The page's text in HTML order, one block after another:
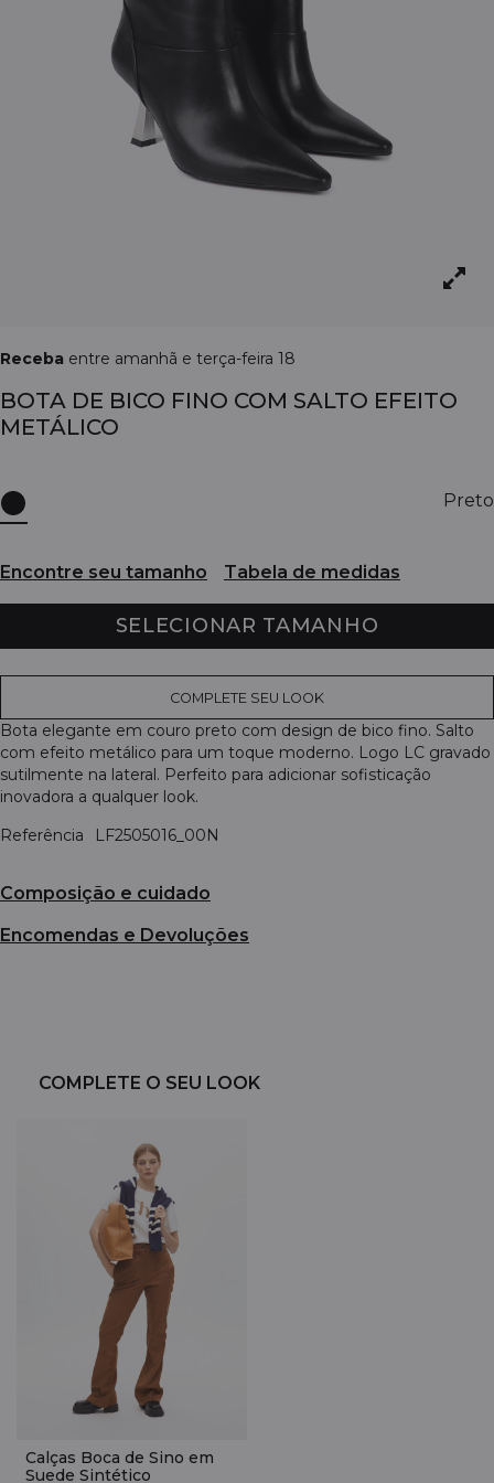
Receba entre amanhã e terça-feira 18
BOTA DE BICO FINO COM SALTO EFEITO
METÁLICO
Preto
Encontre seu tamanho Tabela de medidas
SELECIONAR TAMANHO
COMPLETE SEU LOOK
Bota elegante em couro preto com design de bico fino. Salto
com efeito metálico para um toque moderno. Logo LC gravado
sutilmente na lateral. Perfeito para adicionar sofisticação
inovadora a qualquer look.
Referência
LF2505016_00N
Composição e cuidado
Encomendas e Devoluções
COMPLETE O SEU LOOK
Calças Boca de Sino em
Suede Sintético